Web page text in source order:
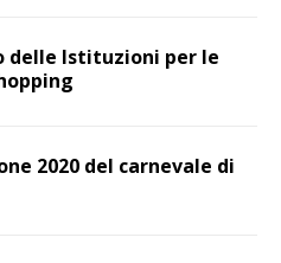
delle Istituzioni per le
2020 del carnevale di